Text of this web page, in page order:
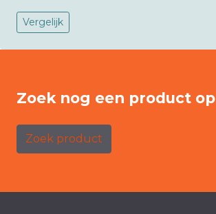
Vergelijk
Zoek nog een product op
Zoek product